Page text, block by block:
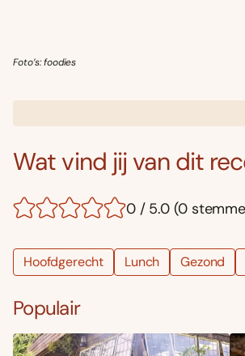
Foto’s: foodies
Wat vind jij van dit
0 / 5.0 (0
Hoofdgerecht Lunch Gezond
Populair